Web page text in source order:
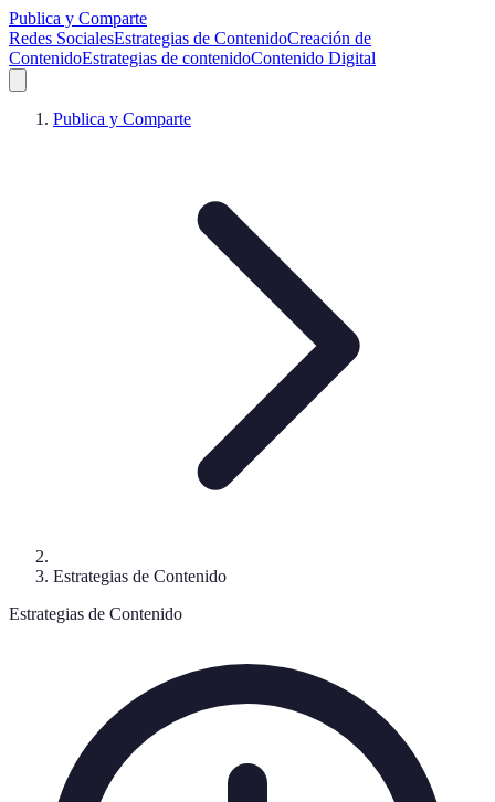
Publica y Comparte
Redes SocialesEstrategias de ContenidoCreación de
ContenidoEstrategias de contenidoContenido Digital
Publica y Comparte
Estrategias de Contenido
Estrategias de Contenido